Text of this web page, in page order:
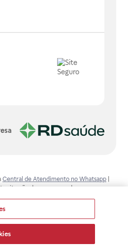
Central de Atendimento no Whatsapp
site não devem ser usadas para
o tratamento adequado. Ao
www.anvisa.gov.br. A Raia Drogasil
Drogasil SA. Todos os pedidos